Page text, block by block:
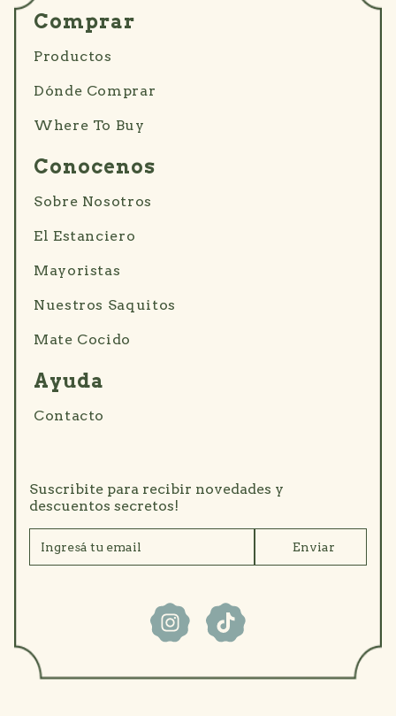
Comprar
Productos
Dónde Comprar
Where To Buy
Conocenos
Sobre Nosotros
El Estanciero
Mayoristas
Nuestros Saquitos
Mate Cocido
Ayuda
Contacto
Suscribite para recibir novedades y
descuentos secretos!